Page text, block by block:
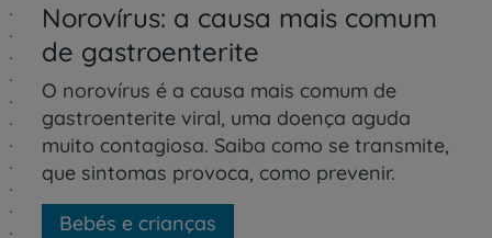
Norovírus: a causa mais comum
de gastroenterite
O norovírus é a causa mais comum de
gastroenterite viral, uma doença aguda
muito contagiosa. Saiba como se transmite,
que sintomas provoca, como prevenir.
Bebés e crianças